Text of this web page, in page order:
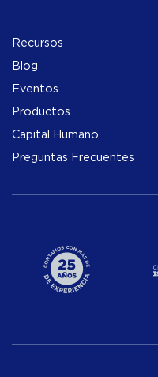
Recursos
Blog
Eventos
Productos
Capital Humano
Preguntas Frecuentes